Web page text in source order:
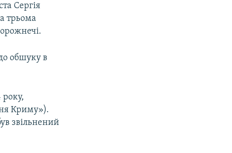
Сергія
трьома
обшуку в
року,
Криму»).
звільнений